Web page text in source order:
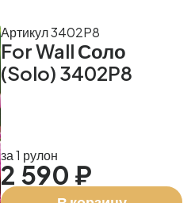
For Wall Соло
(Solo) 3402P8
Артикул 3402P8
за 1 рулон
2 590 ₽